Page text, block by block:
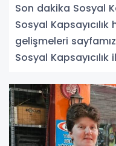
Son dakika Sosyal
Sosyal
gelişmeleri
Sosyal